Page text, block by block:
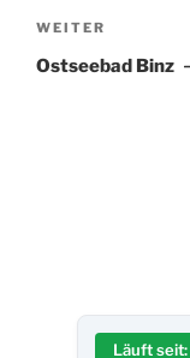
Nächster
Beitrag
WEITER
Ostseebad Binz
Läuft seit: